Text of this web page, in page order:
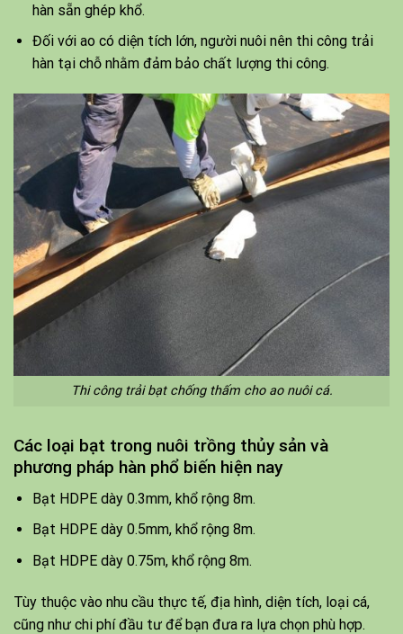
hàn sẵn ghép khổ.
Đối với ao có diện tích lớn, người nuôi nên thi công trải
hàn tại chỗ nhằm đảm bảo chất lượng thi công.
Thi công trải bạt chống thấm cho ao nuôi cá.
Các loại bạt trong nuôi trồng thủy sản và
phương pháp hàn phổ biến hiện nay
Bạt HDPE dày 0.3mm, khổ rộng 8m.
Bạt HDPE dày 0.5mm, khổ rộng 8m.
Bạt HDPE dày 0.75m, khổ rộng 8m.
Tùy thuộc vào nhu cầu thực tế, địa hình, diện tích, loại cá,
cũng như chi phí đầu tư để bạn đưa ra lựa chọn phù hợp.